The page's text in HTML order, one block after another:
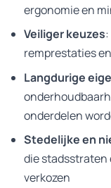
ergonomie en
Veiliger keuzes
remprestaties
Langdurige
onderdelen
Stedelijke en
die stadsstraten
verkozen